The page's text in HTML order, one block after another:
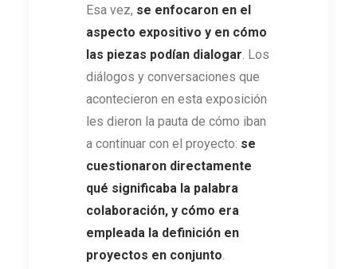
Esa vez, se enfocaron en el
aspecto expositivo y en cómo
las piezas podían dialogar. Los
diálogos y conversaciones que
acontecieron en esta exposición
les dieron la pauta de cómo iban
a continuar con el proyecto: se
cuestionaron directamente
qué significaba la palabra
colaboración, y cómo era
empleada la definición en
proyectos en conjunto.